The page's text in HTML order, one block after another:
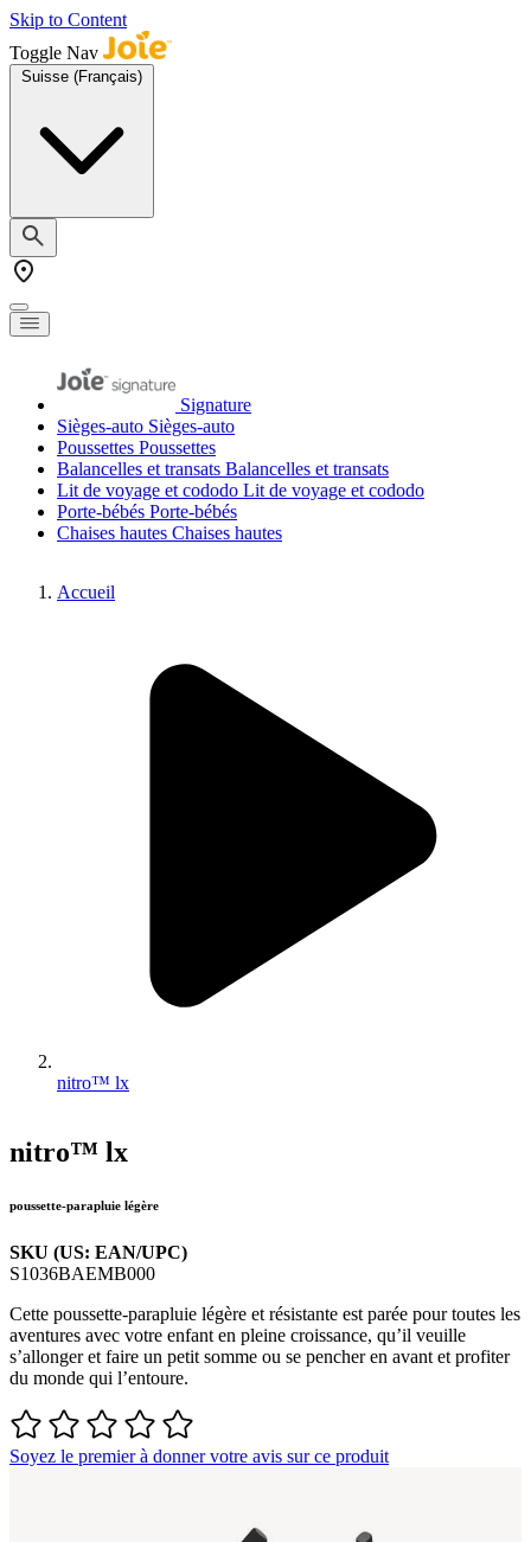
Skip to Content
Toggle Nav
Suisse (Français)
Signature
Sièges-auto Sièges-auto
Poussettes Poussettes
Balancelles et transats Balancelles et transats
Lit de voyage et cododo Lit de voyage et cododo
Porte-bébés Porte-bébés
Chaises hautes Chaises hautes
Accueil
nitro™ lx
nitro™ lx
poussette-parapluie légère
SKU (US: EAN/UPC)
S1036BAEMB000
Cette poussette-parapluie légère et résistante est parée pour toutes les
aventures avec votre enfant en pleine croissance, qu’il veuille
s’allonger et faire un petit somme ou se pencher en avant et profiter
du monde qui l’entoure.
Soyez le premier à donner votre avis sur ce produit